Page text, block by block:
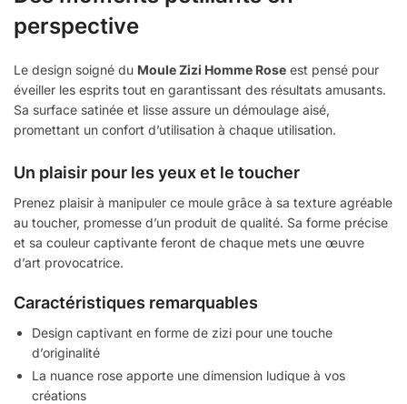
perspective
Le design soigné du Moule Zizi Homme Rose est pensé pour
éveiller les esprits tout en garantissant des résultats amusants.
Sa surface satinée et lisse assure un démoulage aisé,
promettant un confort d’utilisation à chaque utilisation.
Un plaisir pour les yeux et le toucher
Prenez plaisir à manipuler ce moule grâce à sa texture agréable
au toucher, promesse d’un produit de qualité. Sa forme précise
et sa couleur captivante feront de chaque mets une œuvre
d’art provocatrice.
Caractéristiques remarquables
Design captivant en forme de zizi pour une touche
d’originalité
La nuance rose apporte une dimension ludique à vos
créations